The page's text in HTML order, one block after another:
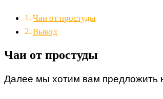
Чаи от простуды
Вывод
Чаи от простуды
Далее мы хотим вам предложить